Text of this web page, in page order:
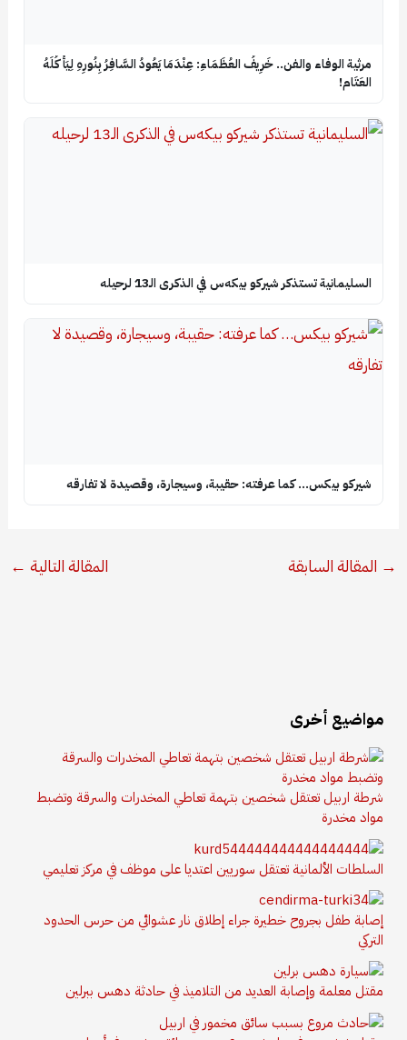
​مرثية الوفاء والفن.. خَرِيفُ العُظَمَاءِ: عِنْدَمَا يَعُودُ السَّافِرُ بِنُورِهِ لِيَأْكُلَهُ
العَتَام!
السليمانية تستذكر شيركو بيكه‌س في الذكرى الـ13 لرحيله
شيركو بيكس… كما عرفته: حقيبة، وسيجارة، وقصيدة لا تفارقه
→ المقالة السابقة المقالة التالية ←
مواضيع أخرى
شرطة اربيل تعتقل شخصين بتهمة تعاطي المخدرات والسرقة وتضبط
مواد مخدرة
السلطات الألمانية تعتقل سوريين اعتديا على موظف في مركز تعليمي
إصابة طفل بجروح خطيرة جراء إطلاق نار عشوائي من حرس الحدود
التركي
مقتل معلمة وإصابة العديد من التلاميذ في حادثة دهس ببرلين